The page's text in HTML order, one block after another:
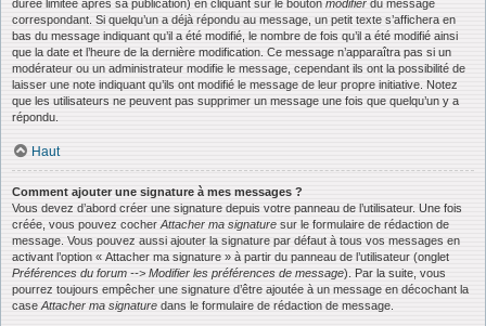
durée limitée après sa publication) en cliquant sur le bouton modifier du message
correspondant. Si quelqu’un a déjà répondu au message, un petit texte s’affichera en
bas du message indiquant qu’il a été modifié, le nombre de fois qu’il a été modifié ainsi
que la date et l’heure de la dernière modification. Ce message n’apparaîtra pas si un
modérateur ou un administrateur modifie le message, cependant ils ont la possibilité de
laisser une note indiquant qu’ils ont modifié le message de leur propre initiative. Notez
que les utilisateurs ne peuvent pas supprimer un message une fois que quelqu’un y a
répondu.
Haut
Comment ajouter une signature à mes messages ?
Vous devez d’abord créer une signature depuis votre panneau de l’utilisateur. Une fois
créée, vous pouvez cocher Attacher ma signature sur le formulaire de rédaction de
message. Vous pouvez aussi ajouter la signature par défaut à tous vos messages en
activant l’option « Attacher ma signature » à partir du panneau de l’utilisateur (onglet
Préférences du forum --> Modifier les préférences de message). Par la suite, vous
pourrez toujours empêcher une signature d’être ajoutée à un message en décochant la
case Attacher ma signature dans le formulaire de rédaction de message.